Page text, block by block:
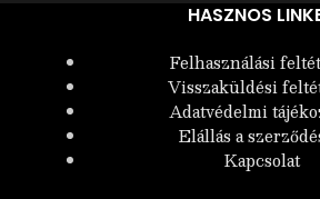
HASZNOS
Felhasználási
Visszaküldési
Adatvédelmi
Elállás a
Kapcsolat